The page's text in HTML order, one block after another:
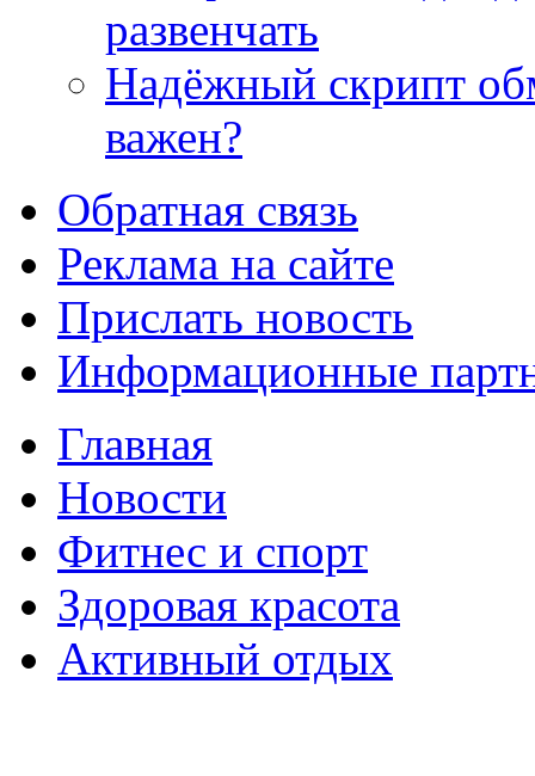
развенчать
Надёжный скрипт
важен?
Обратная связь
Реклама на сайте
Прислать новость
Информационные
Главная
Новости
Фитнес и спорт
Здоровая красота
Активный отдых